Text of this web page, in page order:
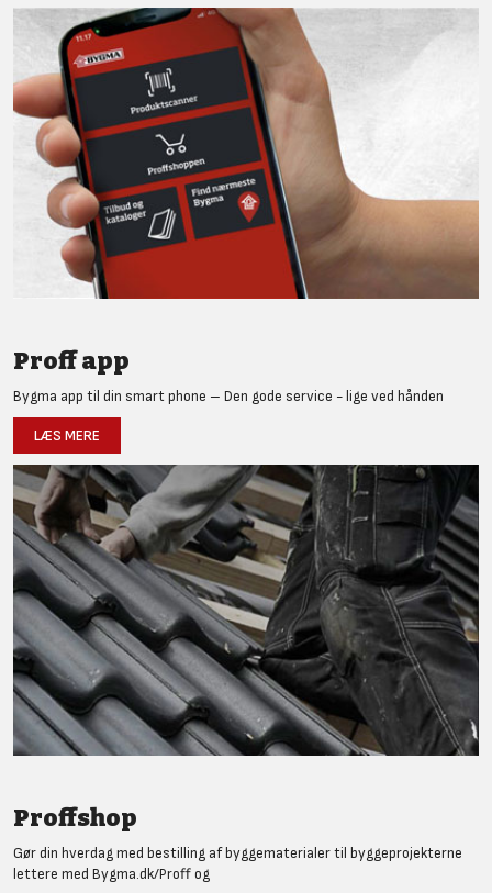
Proff app
Bygma app til din smart phone – Den gode service - lige ved hånden
LÆS MERE
Proffshop
Gør din hverdag med bestilling af byggematerialer til byggeprojekterne
lettere med Bygma.dk/Proff og